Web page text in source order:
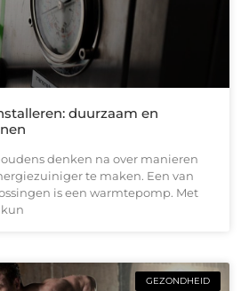
duurzaam en
denken na over manieren
te maken. Een van
is een warmtepomp. Met
GEZONDHEID